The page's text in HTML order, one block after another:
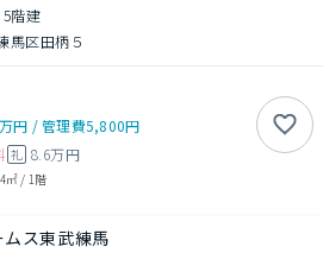
5階建
馬区田柄５
万円 /管理費5,800円
礼 8.6万円
㎡ / 1階
ムス東武練馬